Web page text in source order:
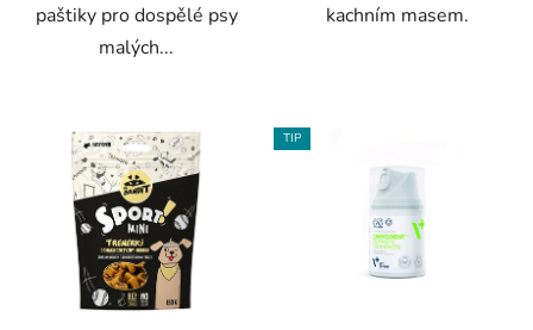
paštiky pro dospělé psy
malých...
kachním masem.
TIP